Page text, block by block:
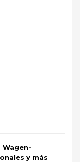
Wagen-
y más